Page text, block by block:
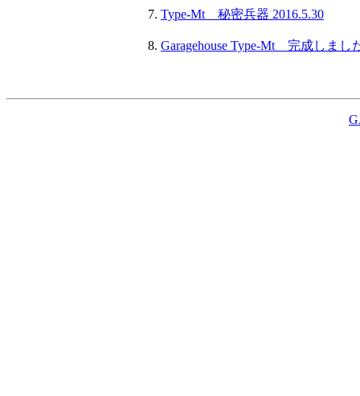
Type-Mt 秘密兵器 2016.5.30
Garagehouse Type-Mt 完成しまし